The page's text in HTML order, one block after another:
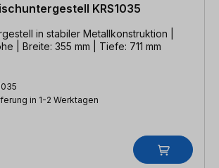
KRS1035
in stabiler Metallkonstruktion |
verstellbare Höhe | Breite: 355 mm | Tiefe: 711 mm
in 1-2 Werktagen